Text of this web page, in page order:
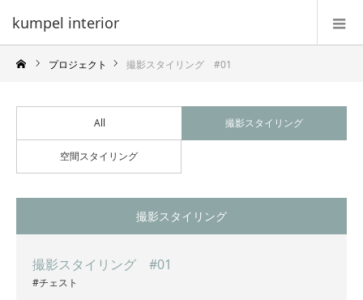
kumpel interior
プロジェクト 撮影スタイリング #01
All 撮影スタイリング
空間スタイリング
撮影スタイリング
撮影スタイリング #01
#チェスト